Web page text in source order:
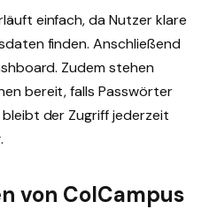
einfach, da Nutzer klare
finden. Anschließend
Zudem stehen
bereit, falls Passwörter
der Zugriff jederzeit
von ColCampus